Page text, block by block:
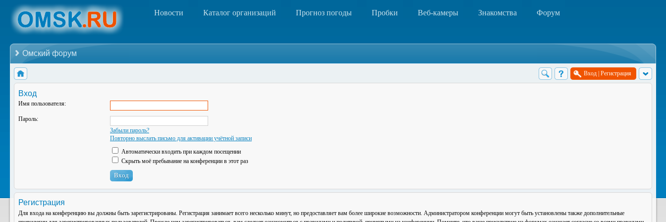
Новости Каталог организаций Прогноз погоды Пробки Веб-камеры Знакомства Форум
Омский форум
Вход Регистрация
Вход
Имя пользователя:
Пароль:
Забыли пароль?
Повторно выслать письмо для активации учётной записи
Автоматически входить при каждом посещении
Скрыть моё пребывание на конференции в этот раз
Регистрация
Для входа на конференцию вы должны быть зарегистрированы. Регистрация занимает всего несколько минут, но предоставляет вам более широкие возможности. Администратором конференции могут быть установлены также дополнительные